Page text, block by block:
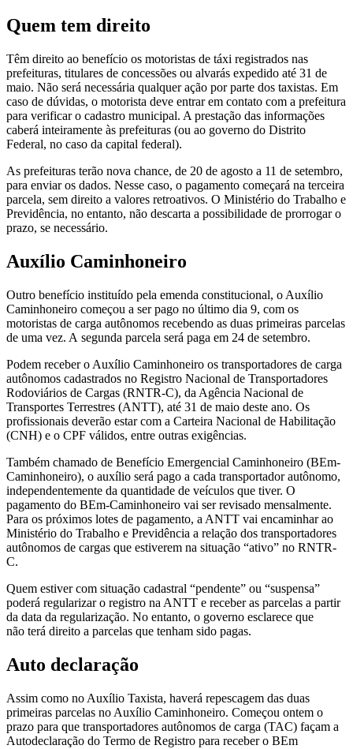
Quem tem direito
Têm direito ao benefício os motoristas de táxi registrados nas
prefeituras, titulares de concessões ou alvarás expedido até 31 de
maio. Não será necessária qualquer ação por parte dos taxistas. Em
caso de dúvidas, o motorista deve entrar em contato com a prefeitura
para verificar o cadastro municipal. A prestação das informações
caberá inteiramente às prefeituras (ou ao governo do Distrito
Federal, no caso da capital federal).
As prefeituras terão nova chance, de 20 de agosto a 11 de setembro,
para enviar os dados. Nesse caso, o pagamento começará na terceira
parcela, sem direito a valores retroativos. O Ministério do Trabalho e
Previdência, no entanto, não descarta a possibilidade de prorrogar o
prazo, se necessário.
Auxílio Caminhoneiro
Outro benefício instituído pela emenda constitucional, o Auxílio
Caminhoneiro começou a ser pago no último dia 9, com os
motoristas de carga autônomos recebendo as duas primeiras parcelas
de uma vez. A segunda parcela será paga em 24 de setembro.
Podem receber o Auxílio Caminhoneiro os transportadores de carga
autônomos cadastrados no Registro Nacional de Transportadores
Rodoviários de Cargas (RNTR-C), da Agência Nacional de
Transportes Terrestres (ANTT), até 31 de maio deste ano. Os
profissionais deverão estar com a Carteira Nacional de Habilitação
(CNH) e o CPF válidos, entre outras exigências.
Também chamado de Benefício Emergencial Caminhoneiro (BEm-
Caminhoneiro), o auxílio será pago a cada transportador autônomo,
independentemente da quantidade de veículos que tiver. O
pagamento do BEm-Caminhoneiro vai ser revisado mensalmente.
Para os próximos lotes de pagamento, a ANTT vai encaminhar ao
Ministério do Trabalho e Previdência a relação dos transportadores
autônomos de cargas que estiverem na situação “ativo” no RNTR-
C.
Quem estiver com situação cadastral “pendente” ou “suspensa”
poderá regularizar o registro na ANTT e receber as parcelas a partir
da data da regularização. No entanto, o governo esclarece que
não terá direito a parcelas que tenham sido pagas.
Auto declaração
Assim como no Auxílio Taxista, haverá repescagem das duas
primeiras parcelas no Auxílio Caminhoneiro. Começou ontem o
prazo para que transportadores autônomos de carga (TAC) façam a
Autodeclaração do Termo de Registro para receber o BEm